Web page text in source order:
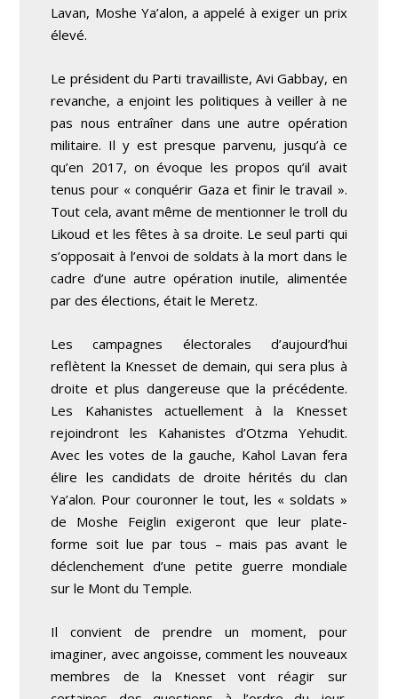
Lavan, Moshe Ya’alon, a appelé à exiger un prix
élevé.
Le président du Parti travailliste, Avi Gabbay, en
revanche, a enjoint les politiques à veiller à ne
pas nous entraîner dans une autre opération
militaire. Il y est presque parvenu, jusqu’à ce
qu’en 2017, on évoque les propos qu’il avait
tenus pour « conquérir Gaza et finir le travail ».
Tout cela, avant même de mentionner le troll du
Likoud et les fêtes à sa droite. Le seul parti qui
s’opposait à l’envoi de soldats à la mort dans le
cadre d’une autre opération inutile, alimentée
par des élections, était le Meretz.
Les campagnes électorales d’aujourd’hui
reflètent la Knesset de demain, qui sera plus à
droite et plus dangereuse que la précédente.
Les Kahanistes actuellement à la Knesset
rejoindront les Kahanistes d’Otzma Yehudit.
Avec les votes de la gauche, Kahol Lavan fera
élire les candidats de droite hérités du clan
Ya’alon. Pour couronner le tout, les « soldats »
de Moshe Feiglin exigeront que leur plate-
forme soit lue par tous – mais pas avant le
déclenchement d’une petite guerre mondiale
sur le Mont du Temple.
Il convient de prendre un moment, pour
imaginer, avec angoisse, comment les nouveaux
membres de la Knesset vont réagir sur